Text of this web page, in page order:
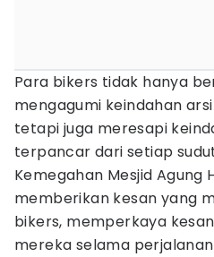
Para bikers tidak hanya
mengagumi keindahan
tetapi juga meresapi
terpancar dari setiap
Kemegahan Mesjid Agung
memberikan kesan yang
bikers, memperkaya
mereka selama